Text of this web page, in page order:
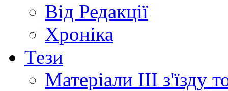
Від Редакції
Хроніка
Тези
Матеріали ІІІ з'їзду